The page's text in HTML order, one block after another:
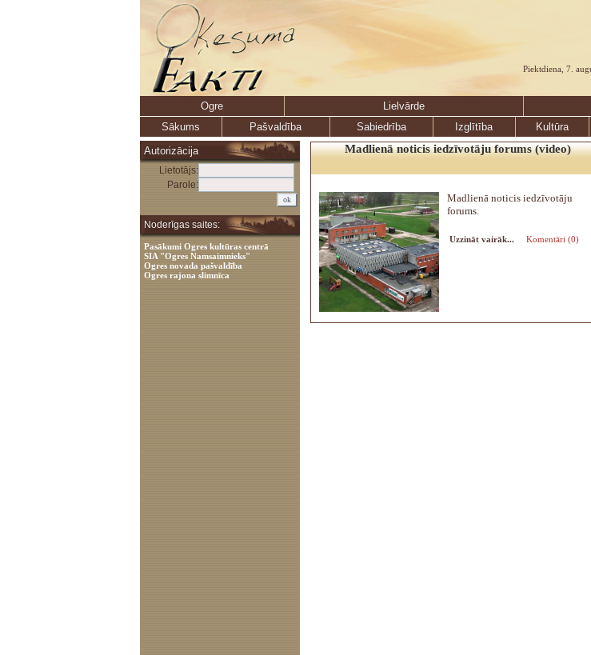
Piektdiena, 7.
Ogre Lielvārde
Sākums
Pašvaldība Sabiedrība Izglītība Kultūra
Autorizācija
Lietotājs:
Parole:
Noderīgas saites:
Pasākumi Ogres kultūras centrā
SIA "Ogres Namsaimnieks"
Ogres novada pašvaldība
Ogres rajona slimnīca
Madlienā noticis iedzīvotāju forums (video)
Madlienā noticis iedzīvotāju
forums.
Uzzināt vairāk... Komentāri (0)